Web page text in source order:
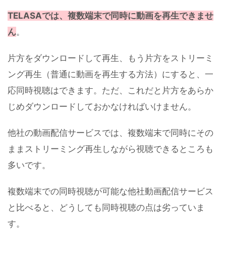
TELASAでは、複数端末で同時に動画を再生できませ
ん。
片方をダウンロードして再生、もう片方をストリーミ
ング再生（普通に動画を再生する方法）にすると、一
応同時視聴はできます。ただ、これだと片方をあらか
じめダウンロードしておかなければいけません。
他社の動画配信サービスでは、複数端末で同時にその
ままストリーミング再生しながら視聴できるところも
多いです。
複数端末での同時視聴が可能な他社動画配信サービス
と比べると、どうしても同時視聴の点は劣っていま
す。